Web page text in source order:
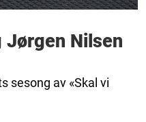
Jørgen Nilsen
sesong av «Skal vi